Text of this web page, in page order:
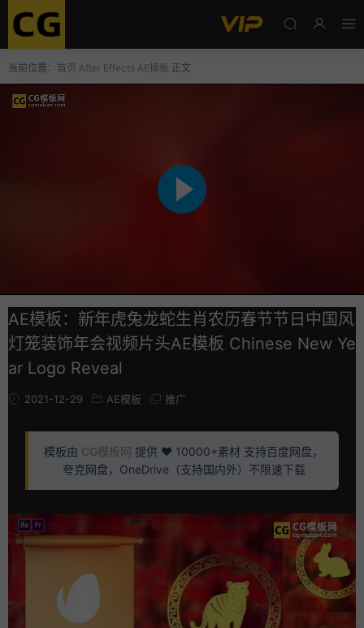
当前位置： 首页 After Effects AE模板 正文
AE模板：新年虎兔龙蛇生肖农历春节节日中国风
灯笼装饰年会视频片头AE模板 Chinese New Ye
ar Logo Reveal
2021-12-29 AE模板 推广
模板由 CG模板网 提供 ❤️ 10000+素材 支持百度网盘，
夸克网盘，OneDrive（支持国内外）不限速下载